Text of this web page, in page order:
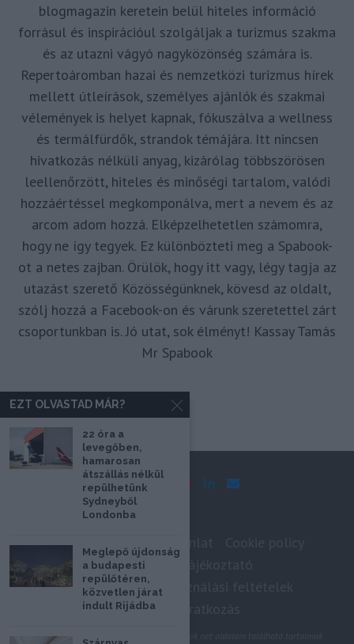
blogmagazin keretein belül hiteles információ
forrásul és inspirációul szolgáljak a turizmus szakma
és az utazni vágyó nagyközönség számára is.
Repertoáromban hazai és nemzetközi turizmus hírek
mellett útleírások, személyes ajánlók és szakmai
vélemények is helyet kapnak, fókuszálva a wellness
és termálfürdők, strandok témájára. Itt nincsen
hivatkozás nélküli anyag, kizárólag többszörösen
leellenőrzött, hiteles és minőségi tartalom, valódi
hozzáértéssel megkomponálva, mert a nevem és az
arcom adom hozzá. Elképzelhetetlen számomra,
hogy ne így tegyek. Ez különbözteti meg a Spabook-
ot a netes zajban. Örülök, hogy itt vagy, légy tagja az
utazást szerető Közösségünknek, kövesd az oldalt,
szólj hozzá a Facebook-on és várunk szeretettel zárt
csoportunkban is. Jó utat, sok élményt! Kassay Tamás
Mr Spabook
Impresszum
Adatkezelési tájékoztató
Szerzői jogok, felhasználási feltételek
Hírlevél feliratkozás
@2020 - Minden jog fenntartva. A Spabook.net oldalain található tartalmak
EZT OLVASTAD MÁR?
22 óra a
levegőben,
hamarosan
átszállás nélkül
repülhetünk
Sydneyből
Londonba
Meglepő újdonság
a budapesti
repülőtéren,
közvetlen járat
indult Rijádba